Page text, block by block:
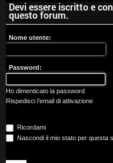
r
g
o
m
e
t
Devi essere iscritto e
questo forum.
Nome utente:
Password:
Ho dimenticato la password
Rispedisci l’email di attivazione
Ricordami
Nascondi il mio stato per questa